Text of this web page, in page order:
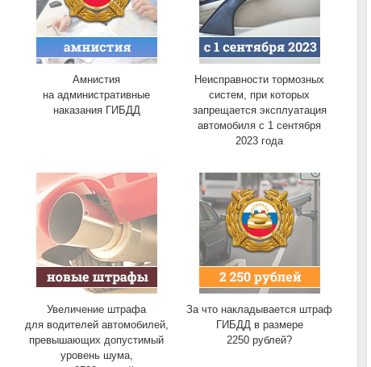
Амнистия
на административные
наказания ГИБДД
Неисправности тормозных
систем, при которых
запрещается эксплуатация
автомобиля с 1 сентября
2023 года
Увеличение штрафа
для водителей автомобилей,
превышающих допустимый
уровень шума,
За что накладывается штраф
ГИБДД в размере
2250 рублей?